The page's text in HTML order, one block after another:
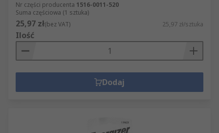
Nr części producenta 1516-0011-520
Suma częściowa (1 sztuka)
25,97 zł(bez VAT) 25,97 zł/sztuka
Ilość
Dodaj